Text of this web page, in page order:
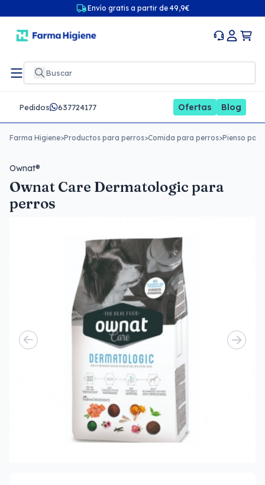
Envío gratis a partir de 49,9€
Pedidos 637724177 Ofertas Blog
Farma Higiene>Productos para perros>Comida para perros>Pienso
Ownat®
Ownat Care Dermatologic para
perros